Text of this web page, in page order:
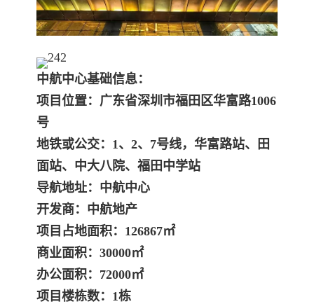
中航中心基础信息：
项目位置：广东省深圳市福田区华富路1006
号
地铁或公交：1、2、7号线，华富路站、田
面站、中大八院、福田中学站
导航地址：中航中心
开发商：中航地产
项目占地面积：126867㎡
商业面积：30000㎡
办公面积：72000㎡
项目楼栋数：1栋